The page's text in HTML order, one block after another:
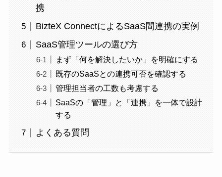
携
BizteX ConnectによるSaaS間連携の実例
SaaS管理ツールの選び方
まず「何を解決したいか」を明確にする
既存のSaaSとの連携可否を確認する
管理担当者の工数も考慮する
SaaSの「管理」と「連携」を一体で設計
する
よくある質問